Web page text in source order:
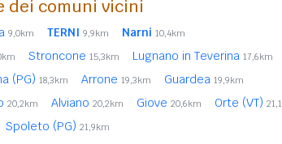
dei comuni vicini
9,0km TERNI 9,9km Narni 10,4km
Stroncone 15,3km Lugnano in Teverina 17,6km
(PG) 18,3km Arrone 19,3km Guardea 19,9km
20,2km Alviano 20,2km Giove 20,6km Orte (VT)
Spoleto (PG) 21,9km